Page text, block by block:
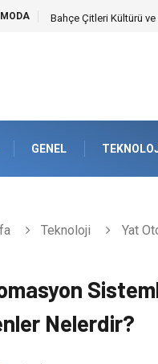
Bahçe Çitleri Kültürü
GENEL
Teknoloji Yat
Nelerdir?